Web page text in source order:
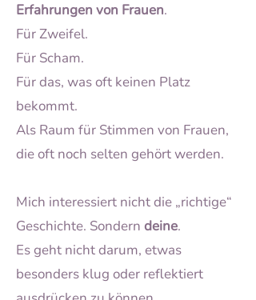
Erfahrungen von Frauen.
Für Zweifel.
Für Scham.
Für das, was oft keinen Platz
bekommt.
Als Raum für Stimmen von Frauen,
die oft noch selten gehört werden.
Mich interessiert nicht die „richtige“
Geschichte. Sondern deine.
Es geht nicht darum, etwas
besonders klug oder reflektiert